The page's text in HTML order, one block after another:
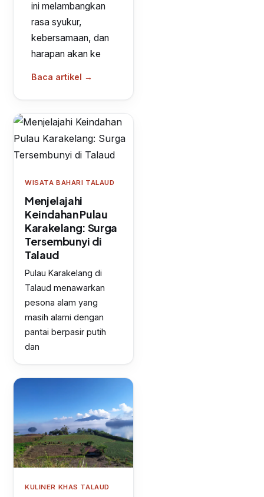
ini melambangkan
rasa syukur,
kebersamaan, dan
harapan akan ke
Baca artikel →
WISATA BAHARI TALAUD
Menjelajahi
Keindahan Pulau
Karakelang: Surga
Tersembunyi di
Talaud
Pulau Karakelang di
Talaud menawarkan
pesona alam yang
masih alami dengan
pantai berpasir putih
dan
KULINER KHAS TALAUD